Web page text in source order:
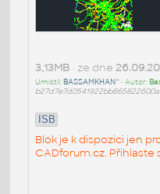
3,13MB• ze dne
Umístil: BASSAMKHAN^ • Autor:
ISB
Blok je k dispozici jen
CADforum.cz. Přihlaste